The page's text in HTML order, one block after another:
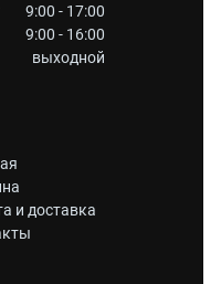
9:00 - 17:00
9:00 - 16:00
выходной
и доставка